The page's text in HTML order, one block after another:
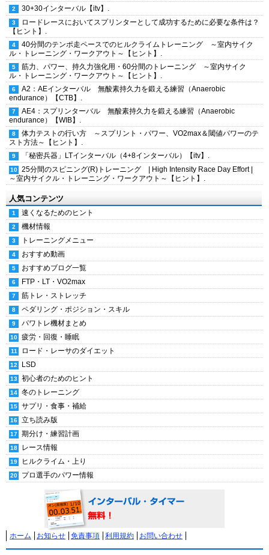
30+30インターバル【itv】.
ロードレースにおいてスプリンターとして成功するために必要な条件は？
【ヒント】.
40分間のテンポ走ペースでのヒルクライムトレーニング ～室内サイク
ル・トレーニング・ワークアウト～【ヒント】.
筋力、パワー、持久力強化用・60分間のトレーニング ～室内サイク
ル・トレーニング・ワークアウト～【ヒント】.
A2：AEインターバル 無酸素持久力を鍛える練習（Anaerobic
endurance）【CTB】.
AE4：スプリンターバル 無酸素持久力を鍛える練習（Anaerobic
endurance）【WIB】.
体力テストの行い方 ～スプリント・パワー、VO2max＆閾値パワーのテ
スト方法～【ヒント】.
「秘密兵器」LTインターバル（4+8インターバル）【itv】.
25分間のスピニング(R)トレーニング | High Intensity Race Day Effort |
～室内サイクル・トレーニング・ワークアウト～【ヒント】.
人気コンテンツ
速くなるためのヒント
機材情報
トレーニングメニュー
おすすめ動画
おすすめブログ一覧
FTP・LT・VO2max
筋トレ・ストレッチ
ペダリング・ポジション・スキル
パワトレ機材まとめ
疲労・回復・睡眠
ロード・レーサのダイエット
LSD
初心者のためのヒント
冬のトレーニング
サプリ・食事・補給
立ち読み版
期分け・練習計画
レース情報
ヒルクライム・上り
プロ選手のパワー情報
ホーム お知らせ 免責事項 利用規約 お問い合わせ